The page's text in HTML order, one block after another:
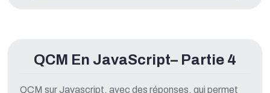
QCM En JavaScript– Partie 4
QCM sur Javascript, avec des réponses, qui permet